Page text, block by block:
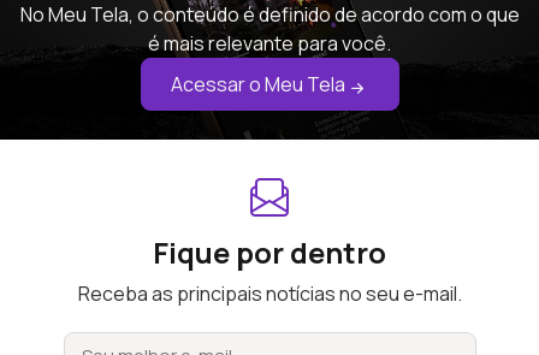
No Meu Tela, o conteúdo é definido de acordo com o que
é mais relevante para você.
Acessar o Meu Tela
Fique por dentro
Receba as principais notícias no seu e-mail.